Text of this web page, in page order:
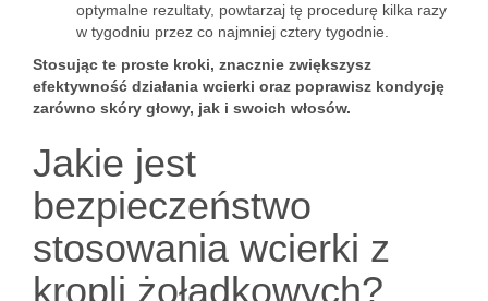
optymalne rezultaty, powtarzaj tę procedurę kilka razy
w tygodniu przez co najmniej cztery tygodnie.
Stosując te proste kroki, znacznie zwiększysz
efektywność działania wcierki oraz poprawisz kondycję
zarówno skóry głowy, jak i swoich włosów.
Jakie jest
bezpieczeństwo
stosowania wcierki z
kropli żołądkowych?